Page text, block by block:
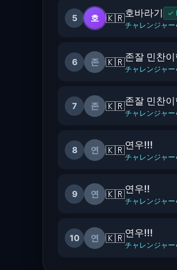
5 호 🇰🇷호바라기 ✓
チャレンジャー
6 존 🇰🇷존잘 민찬이
チャレンジャー
7 존 🇰🇷존잘 민찬이
チャレンジャー
8 연 🇰🇷연우!!!
チャレンジャー
9 연 🇰🇷연우!!
チャレンジャー
10 연 🇰🇷연우!!!
チャレンジャー